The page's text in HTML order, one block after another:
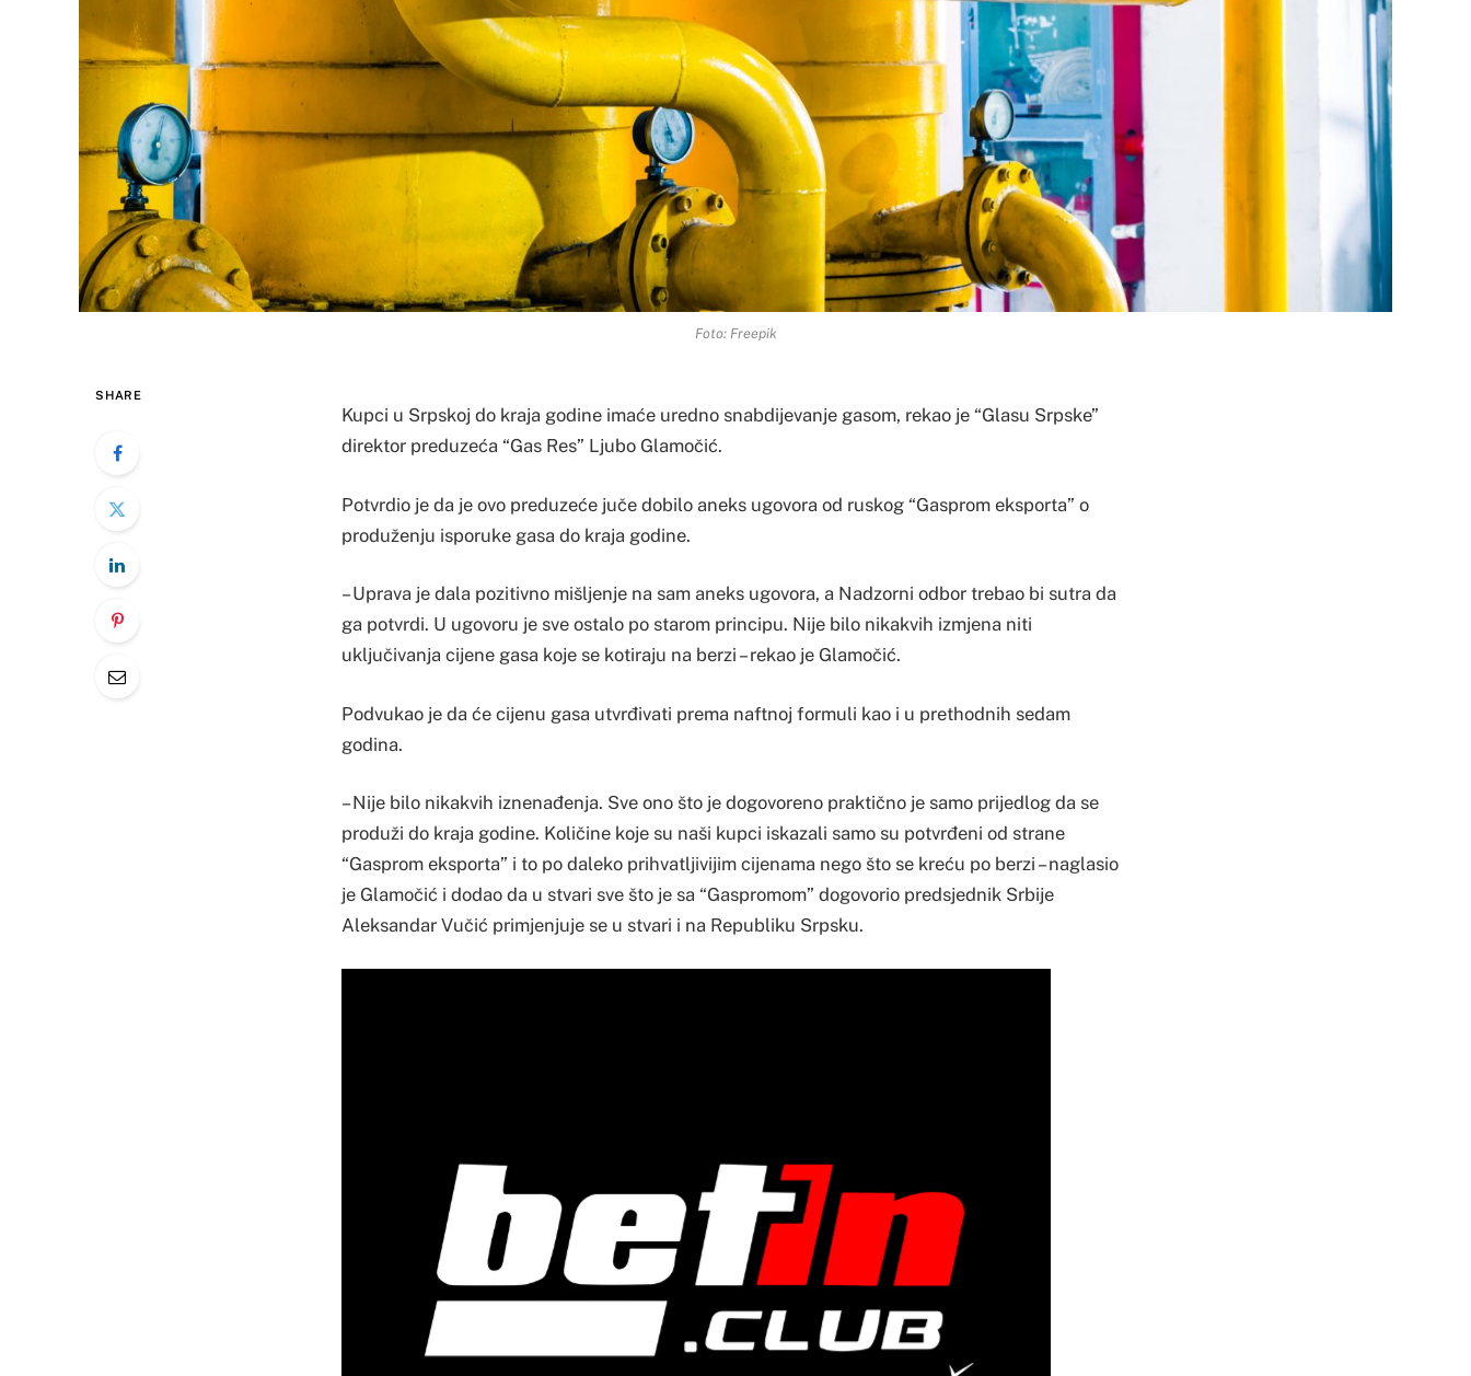
Foto: Freepik
SHARE
Kupci u Srpskoj do kraja godine imaće uredno snabdijevanje gasom, rekao je “Glasu Srpske”
direktor preduzeća “Gas Res” Ljubo Glamočić.
Potvrdio je da je ovo preduzeće juče dobilo aneks ugovora od ruskog “Gasprom eksporta” o
produženju isporuke gasa do kraja godine.
– Uprava je dala pozitivno mišljenje na sam aneks ugovora, a Nadzorni odbor trebao bi sutra da
ga potvrdi. U ugovoru je sve ostalo po starom principu. Nije bilo nikakvih izmjena niti
uključivanja cijene gasa koje se kotiraju na berzi – rekao je Glamočić.
Podvukao je da će cijenu gasa utvrđivati prema naftnoj formuli kao i u prethodnih sedam
godina.
– Nije bilo nikakvih iznenađenja. Sve ono što je dogovoreno praktično je samo prijedlog da se
produži do kraja godine. Količine koje su naši kupci iskazali samo su potvrđeni od strane
“Gasprom eksporta” i to po daleko prihvatljivijim cijenama nego što se kreću po berzi – naglasio
je Glamočić i dodao da u stvari sve što je sa “Gaspromom” dogovorio predsjednik Srbije
Aleksandar Vučić primjenjuje se u stvari i na Republiku Srpsku.